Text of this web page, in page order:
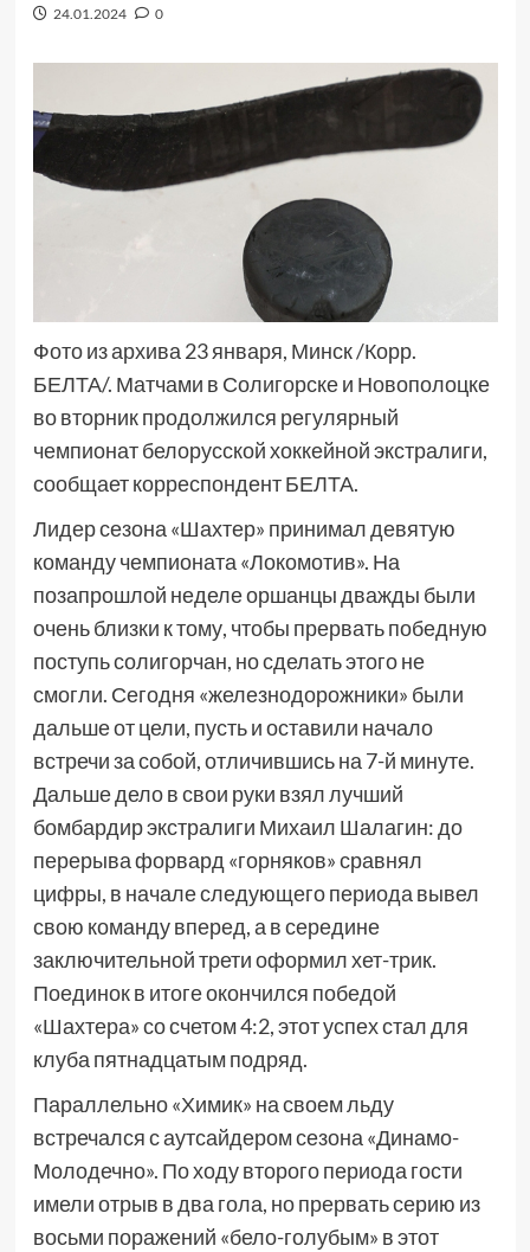
24.01.2024 0
Фото из архива 23 января, Минск /Корр.
БЕЛТА/. Матчами в Солигорске и Новополоцке
во вторник продолжился регулярный
чемпионат белорусской хоккейной экстралиги,
сообщает корреспондент БЕЛТА.
Лидер сезона «Шахтер» принимал девятую
команду чемпионата «Локомотив». На
позапрошлой неделе оршанцы дважды были
очень близки к тому, чтобы прервать победную
поступь солигорчан, но сделать этого не
смогли. Сегодня «железнодорожники» были
дальше от цели, пусть и оставили начало
встречи за собой, отличившись на 7-й минуте.
Дальше дело в свои руки взял лучший
бомбардир экстралиги Михаил Шалагин: до
перерыва форвард «горняков» сравнял
цифры, в начале следующего периода вывел
свою команду вперед, а в середине
заключительной трети оформил хет-трик.
Поединок в итоге окончился победой
«Шахтера» со счетом 4:2, этот успех стал для
клуба пятнадцатым подряд.
Параллельно «Химик» на своем льду
встречался с аутсайдером сезона «Динамо-
Молодечно». По ходу второго периода гости
имели отрыв в два гола, но прервать серию из
восьми поражений «бело-голубым» в этот